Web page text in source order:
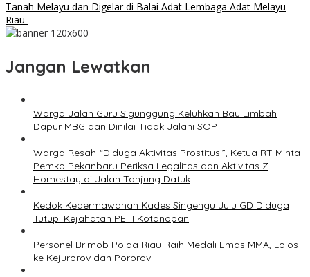
Tanah Melayu dan Digelar di Balai Adat Lembaga Adat Melayu
Riau
Jangan Lewatkan
Warga Jalan Guru Sigunggung Keluhkan Bau Limbah
Dapur MBG dan Dinilai Tidak Jalani SOP
Warga Resah “Diduga Aktivitas Prostitusi”, Ketua RT Minta
Pemko Pekanbaru Periksa Legalitas dan Aktivitas Z
Homestay di Jalan Tanjung Datuk
Kedok Kedermawanan Kades Singengu Julu GD Diduga
Tutupi Kejahatan PETI Kotanopan
Personel Brimob Polda Riau Raih Medali Emas MMA, Lolos
ke Kejurprov dan Porprov